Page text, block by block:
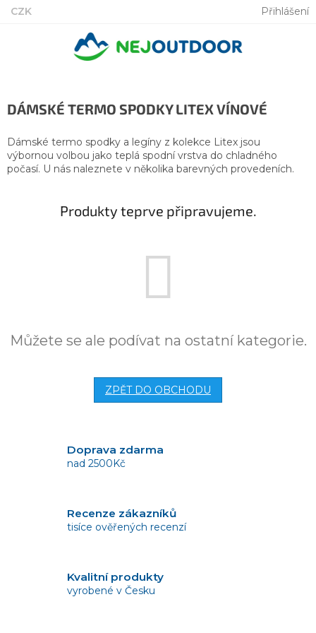
Přejít
CZK Přihlášení
DÁMSKÉ TERMO SPODKY LITEX VÍNOVÉ
Dámské termo spodky a legíny z kolekce Litex jsou
výbornou volbou jako teplá spodní vrstva do chladného
počasí. U nás naleznete v několika barevných provedeních.
Produkty teprve připravujeme.
Můžete se ale podívat na ostatní kategorie.
ZPĚT DO OBCHODU
Doprava zdarma
nad 2500Kč
Recenze zákazníků
tisíce ověřených recenzí
Kvalitní produkty
vyrobené v Česku